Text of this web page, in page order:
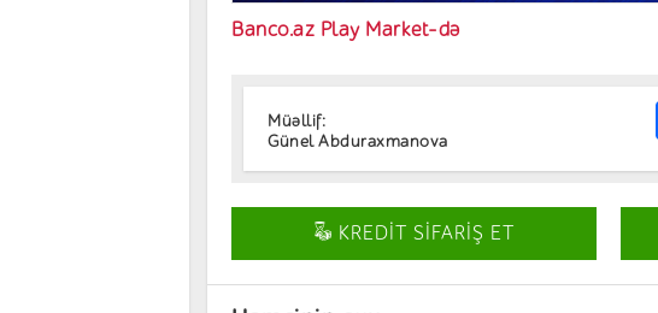
Banco.az Play Market-də
Müəllif:
Günel Abduraxmanova
KREDİT SİFARİŞ ET